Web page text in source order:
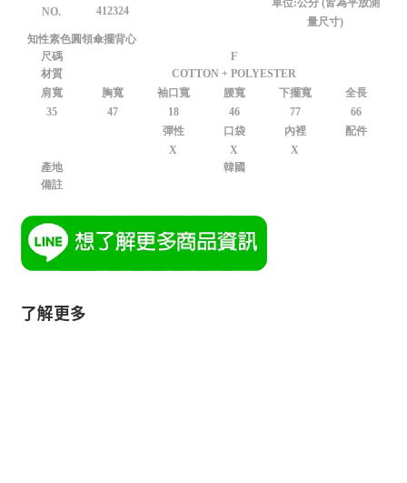
NO. 412324
單位:公分 (皆為平放測
量尺寸)
知性素色圓領傘擺背心
尺碼
F
材質
COTTON + POLYESTER
肩寬
胸寬 袖口寬 腰寬 下擺寬
全長
35
47 18 46 77
66
彈性
口袋 內裡
配件
X
X
X
產地
韓國
備註
了解更多